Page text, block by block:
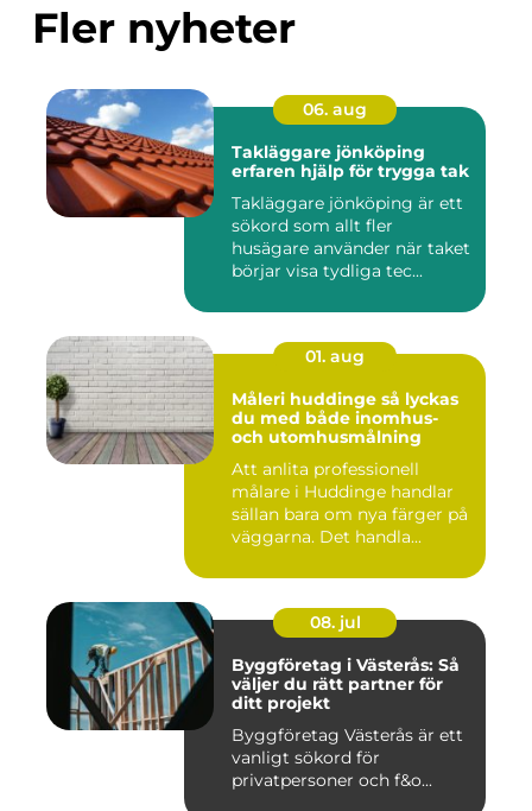
Fler nyheter
06. aug
Takläggare jönköping
erfaren hjälp för trygga tak
Takläggare jönköping är ett
sökord som allt fler
husägare använder när taket
börjar visa tydliga tec...
01. aug
Måleri huddinge så lyckas
du med både inomhus-
och utomhusmålning
Att anlita professionell
målare i Huddinge handlar
sällan bara om nya färger på
väggarna. Det handla...
08. jul
Byggföretag i Västerås: Så
väljer du rätt partner för
ditt projekt
Byggföretag Västerås är ett
vanligt sökord för
privatpersoner och f&o...